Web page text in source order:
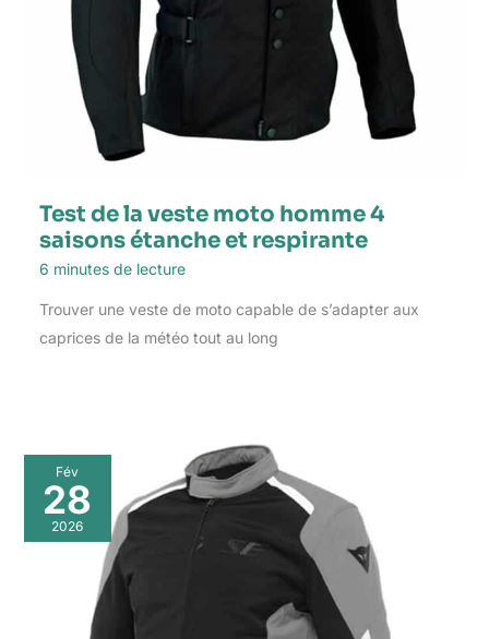
Test de la veste moto homme 4
saisons étanche et respirante
6 minutes de lecture
Trouver une veste de moto capable de s’adapter aux
caprices de la météo tout au long
Fév
28
2026